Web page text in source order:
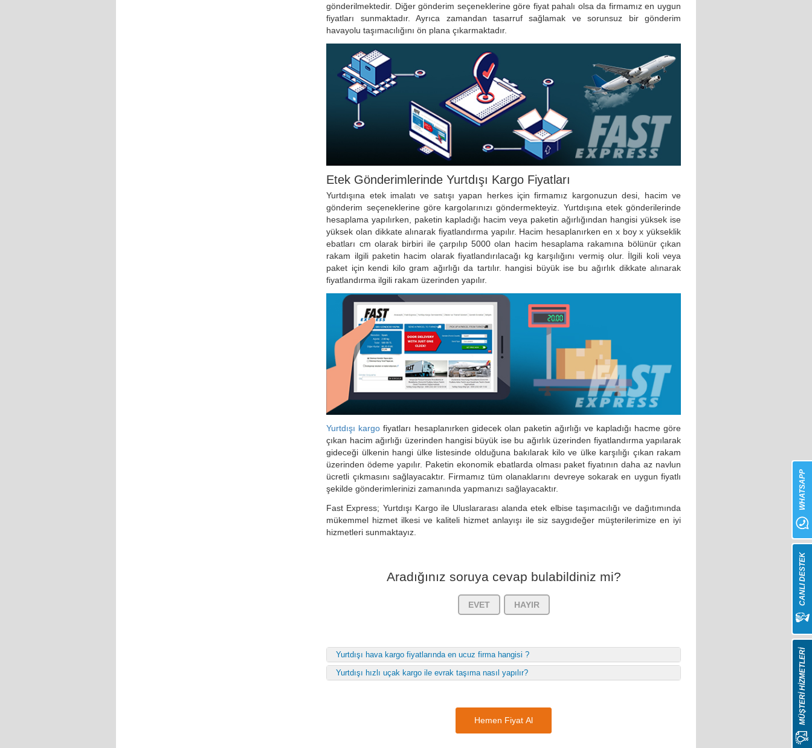
gönderilmektedir. Diğer gönderim seçeneklerine göre fiyat pahalı olsa da firmamız en uygun
fiyatları sunmaktadır. Ayrıca zamandan tasarruf sağlamak ve sorunsuz bir gönderim
havayolu taşımacılığını ön plana çıkarmaktadır.
Etek Gönderimlerinde Yurtdışı Kargo Fiyatları
Yurtdışına etek imalatı ve satışı yapan herkes için firmamız kargonuzun desi, hacim ve
gönderim seçeneklerine göre kargolarınızı göndermekteyiz. Yurtdışına etek gönderilerinde
hesaplama yapılırken, paketin kapladığı hacim veya paketin ağırlığından hangisi yüksek ise
yüksek olan dikkate alınarak fiyatlandırma yapılır. Hacim hesaplanırken en x boy x yükseklik
ebatları cm olarak birbiri ile çarpılıp 5000 olan hacim hesaplama rakamına bölünür çıkan
rakam ilgili paketin hacim olarak fiyatlandırılacağı kg karşılığını vermiş olur. İlgili koli veya
paket için kendi kilo gram ağırlığı da tartılır. hangisi büyük ise bu ağırlık dikkate alınarak
fiyatlandırma ilgili rakam üzerinden yapılır.
Yurtdışı kargo fiyatları hesaplanırken gidecek olan paketin ağırlığı ve kapladığı hacme göre
çıkan hacim ağırlığı üzerinden hangisi büyük ise bu ağırlık üzerinden fiyatlandırma yapılarak
gideceği ülkenin hangi ülke listesinde olduğuna bakılarak kilo ve ülke karşılığı çıkan rakam
üzerinden ödeme yapılır. Paketin ekonomik ebatlarda olması paket fiyatının daha az navlun
ücretli çıkmasını sağlayacaktır. Firmamız tüm olanaklarını devreye sokarak en uygun fiyatlı
şekilde gönderimlerinizi zamanında yapmanızı sağlayacaktır.
Fast Express; Yurtdışı Kargo ile Uluslararası alanda etek elbise taşımacılığı ve dağıtımında
mükemmel hizmet ilkesi ve kaliteli hizmet anlayışı ile siz saygıdeğer müşterilerimize en iyi
hizmetleri sunmaktayız.
Aradığınız soruya cevap bulabildiniz mi?
EVET HAYIR
Yurtdışı hava kargo fiyatlarında en ucuz firma hangisi ?
Yurtdışı hızlı uçak kargo ile evrak taşıma nasıl yapılır?
Hemen Fiyat Al MÜŞTERİ HİZMETLERİ
CANLI DESTEK
WHATSAPP